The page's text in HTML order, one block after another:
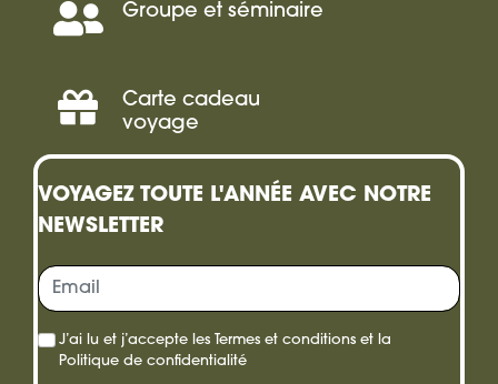
Groupe et séminaire
Séminaire,
Incentive
Carte cadeau
voyage
Offrir
une
carte
cadeau
VOYAGEZ TOUTE L'ANNÉE AVEC NOTRE
NEWSLETTER
J’ai lu et j’accepte lesTermes et conditions et la
Politique de confidentialité